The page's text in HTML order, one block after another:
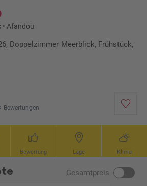
• Afandou
Doppelzimmer Meerblick, Frühstück,
Bewertungen
Bewertung Lage Klima
Gesamtpreis